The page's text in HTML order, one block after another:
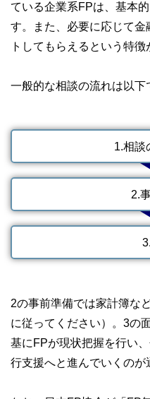
ている企業系FPは、基本
す。また、必要に応じて
トしてもらえるという特徴
一般的な相談の流れは以下
1.相談
2.
2の事前準備では家計簿な
に従ってください）。3の
基にFPが現状把握を行い
行支援へと進んでいくのが